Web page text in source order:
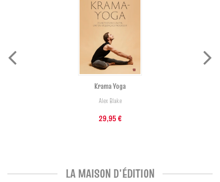
Krama Yoga
Alex Blake
29,95 €
LA MAISON D'ÉDITION